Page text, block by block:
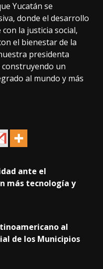
Yucatán se
donde el desarrollo
la justicia social,
el bienestar de la
presidenta
construyendo un
al mundo y más
ante el
más tecnología y
al
de los Municipios